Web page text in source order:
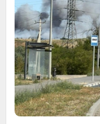
Обсудить